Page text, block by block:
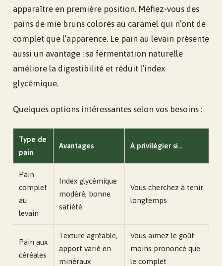
apparaître en première position. Méfiez-vous des
pains de mie bruns colorés au caramel qui n’ont de
complet que l’apparence. Le pain au levain présente
aussi un avantage : sa fermentation naturelle
améliore la digestibilité et réduit l’index
glycémique.
Quelques options intéressantes selon vos besoins :
Type de
pain
Avantages À privilégier si…
Pain
complet
au
levain
Index glycémique
modéré, bonne
satiété
Vous cherchez à tenir
longtemps
Pain aux
céréales
Texture agréable,
apport varié en
minéraux
Vous aimez le goût
moins prononcé que
le complet